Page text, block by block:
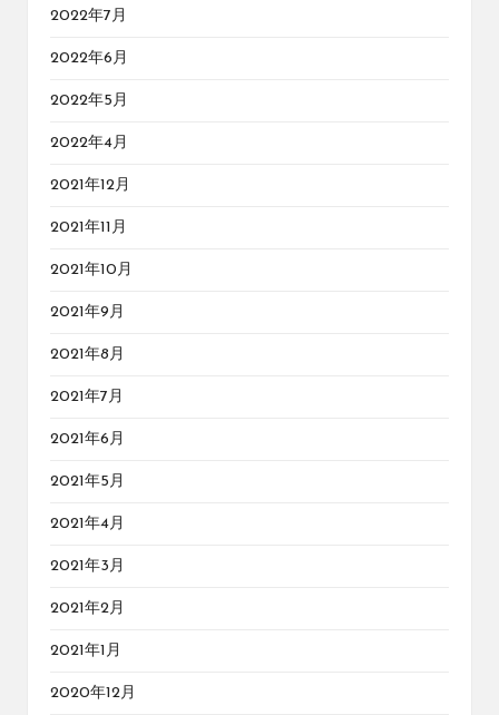
2022年7月
2022年6月
2022年5月
2022年4月
2021年12月
2021年11月
2021年10月
2021年9月
2021年8月
2021年7月
2021年6月
2021年5月
2021年4月
2021年3月
2021年2月
2021年1月
2020年12月